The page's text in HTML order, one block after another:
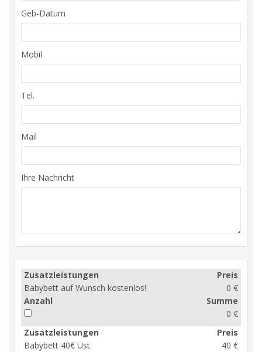
Geb-Datum
Mobil
Tel.
Mail
Ihre Nachricht
Zusatzleistungen
Babybett auf Wunsch kostenlos!
Preis
0 €
Anzahl
Summe
0 €
Zusatzleistungen
Babybett 40€ Ust.
Preis
40 €